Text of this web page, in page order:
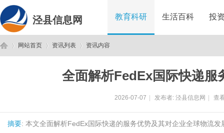
泾县信息网 教育科研 生活百科 投
网站首页 资讯列表 资讯内容
全面解析FedEx国际快递服
2026-07-07 发布者: 泾县信息网 查
摘要: 本文全面解析FedEx国际快递的服务优势及其对企业全球物流